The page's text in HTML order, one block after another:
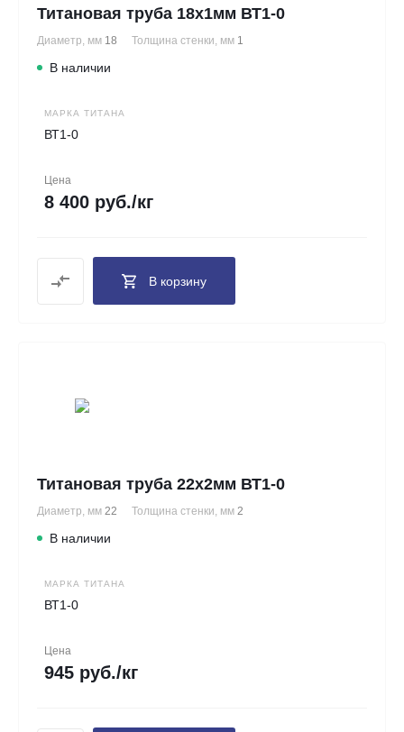
Титановая труба 18х1мм ВТ1-0
Диаметр, мм 18 Толщина стенки, мм 1
В наличии
МАРКА ТИТАНА
ВТ1-0
Цена
8 400 руб./кг
В корзину
Титановая труба 22х2мм ВТ1-0
Диаметр, мм 22 Толщина стенки, мм 2
В наличии
МАРКА ТИТАНА
ВТ1-0
Цена
945 руб./кг